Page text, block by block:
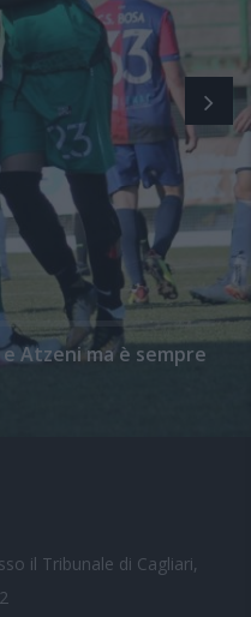
Atzeni ma è sempre
il Tribunale di Cagliari,